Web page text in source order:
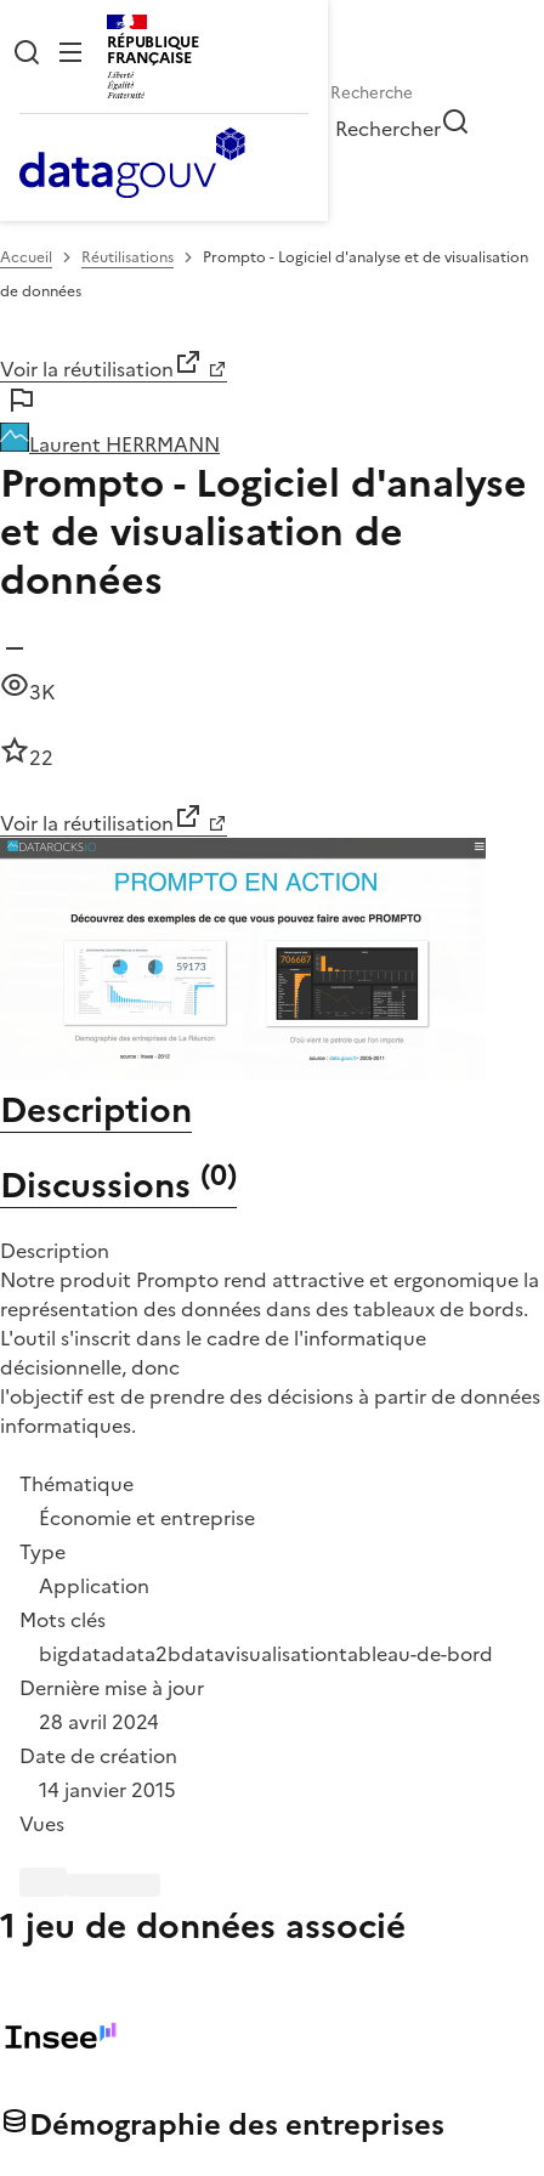
RÉPUBLIQUE
FRANÇAISE
Rechercher
Accueil Réutilisations
Prompto - Logiciel d'analyse et de visualisation
de données
Voir la réutilisation
Laurent HERRMANN
Prompto - Logiciel d'analyse
et de visualisation de
données
3K
22
Voir la réutilisation
Description
Discussions (0)
Description
Notre produit Prompto rend attractive et ergonomique la
représentation des données dans des tableaux de bords.
L'outil s'inscrit dans le cadre de l'informatique
décisionnelle, donc
l'objectif est de prendre des décisions à partir de données
informatiques.
Thématique
Économie et entreprise
Type
Application
Mots clés
bigdatadata2bdatavisualisationtableau-de-bord
Dernière mise à jour
28 avril 2024
Date de création
14 janvier 2015
Vues
1 jeu de données associé
Démographie des entreprises